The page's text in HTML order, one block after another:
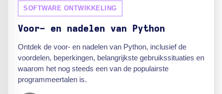
SOFTWARE ONTWIKKELING
Voor- en nadelen van Python
Ontdek de voor- en nadelen van Python, inclusief de
voordelen, beperkingen, belangrijkste gebruikssituaties en
waarom het nog steeds een van de populairste
programmeertalen is.